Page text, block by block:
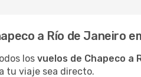
a Río de Janeiro
los vuelos de Chapeco a
tu viaje sea directo.